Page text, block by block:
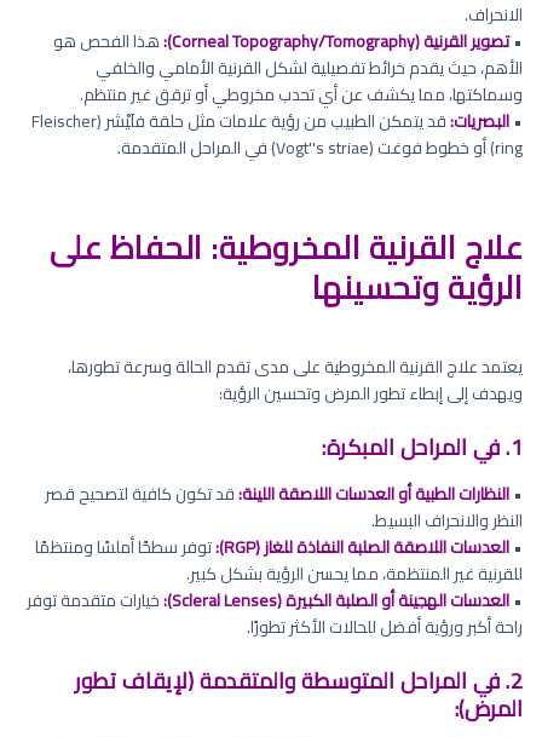
الانحراف.
•تصوير القرنية (Corneal Topography/Tomography):
هذا الفحص هو
الأهم، حيث يقدم خرائط تفصيلية لشكل القرنية الأمامي والخلفي
وسماكتها، مما يكشف عن أي تحدب مخروطي أو ترقق غير منتظم.
•البصريات:
قد يتمكن الطبيب من رؤية علامات مثل حلقة فلَيْشر (Fleischer
ring) أو خطوط فوغت (Vogt''s striae) في المراحل المتقدمة.
علاج القرنية المخروطية: الحفاظ على
الرؤية وتحسينها
يعتمد علاج القرنية المخروطية على مدى تقدم الحالة وسرعة تطورها،
ويهدف إلى إبطاء تطور المرض وتحسين الرؤية:
1. في المراحل المبكرة:
•النظارات الطبية أو العدسات اللاصقة اللينة:قد تكون كافية لتصحيح قصر
النظر والانحراف البسيط.
•العدسات اللاصقة الصلبة النفاذة للغاز (RGP):
توفر سطحًا أملسًا ومنتظمًا
للقرنية غير المنتظمة، مما يحسن الرؤية بشكل كبير.
•العدسات الهجينة أو الصلبة الكبيرة (Scleral Lenses):
خيارات متقدمة توفر
راحة أكبر ورؤية أفضل للحالات الأكثر تطورًا.
2. في المراحل المتوسطة والمتقدمة (لإيقاف تطور
المرض):